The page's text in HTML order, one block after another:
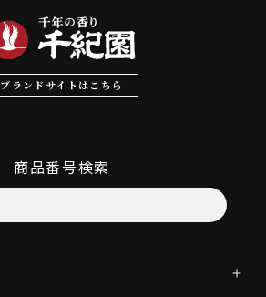
ブランドサイトはこちら
商品番号検索